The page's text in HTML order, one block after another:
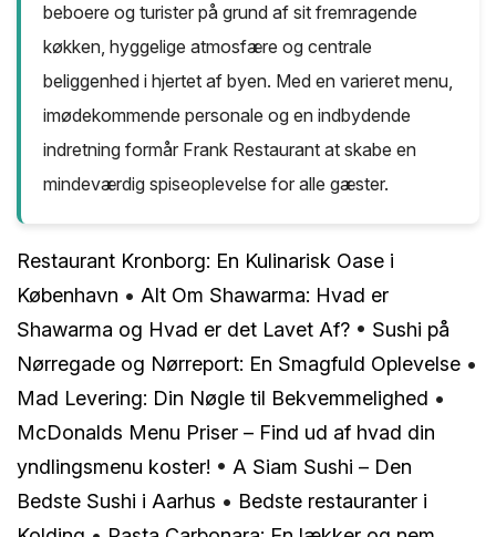
beboere og turister på grund af sit fremragende
køkken, hyggelige atmosfære og centrale
beliggenhed i hjertet af byen. Med en varieret menu,
imødekommende personale og en indbydende
indretning formår Frank Restaurant at skabe en
mindeværdig spiseoplevelse for alle gæster.
Restaurant Kronborg: En Kulinarisk Oase i
København • Alt Om Shawarma: Hvad er
Shawarma og Hvad er det Lavet Af? • Sushi på
Nørregade og Nørreport: En Smagfuld Oplevelse •
Mad Levering: Din Nøgle til Bekvemmelighed •
McDonalds Menu Priser – Find ud af hvad din
yndlingsmenu koster! • A Siam Sushi – Den
Bedste Sushi i Aarhus • Bedste restauranter i